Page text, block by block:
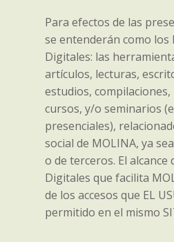
Para efectos de las
se entenderán como los
Digitales: las
artículos, lecturas,
estudios,
cursos, y/o seminarios
presenciales),
social de MOLINA, ya
o de terceros. El alcance
Digitales que facilita
de los accesos que EL
permitido en el mismo